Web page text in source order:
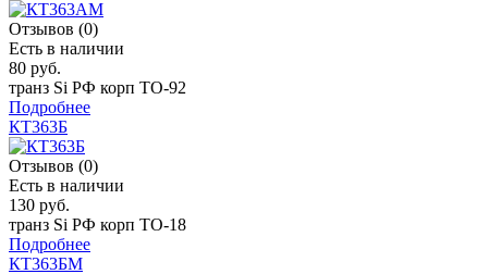
Отзывов (0)
Есть в наличии
80 руб.
транз Si РФ корп TO-92
Подробнее
КТ363Б
Отзывов (0)
Есть в наличии
130 руб.
транз Si РФ корп ТО-18
Подробнее
КТ363БМ